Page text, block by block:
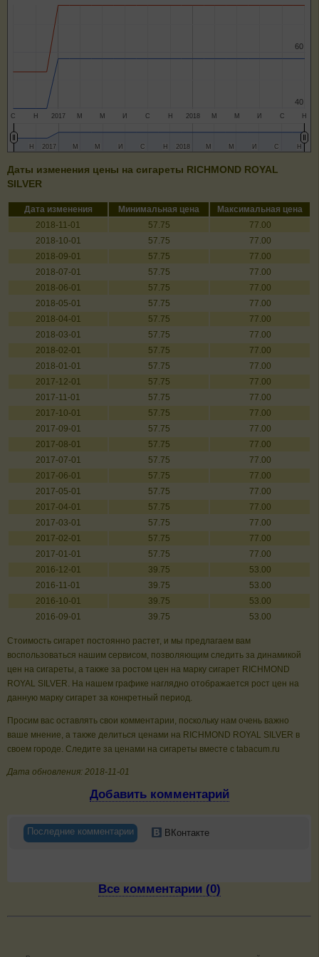
2017 2018
С Н М М И С Н М М И С Н
40
40
60
60
2017
2017 2018
2018
НН М
М М
М ИИ С
С НН М
М М
М ИИ С
С НН
Даты изменения цены на сигареты RICHMOND ROYAL
SILVER
Дата изменения Минимальная цена
Максимальная цена
2018-11-01
57.75
77.00
2018-10-01
57.75
77.00
2018-09-01
57.75
77.00
2018-07-01
57.75
77.00
2018-06-01
57.75
77.00
2018-05-01
57.75
77.00
2018-04-01
57.75
77.00
2018-03-01
57.75
77.00
2018-02-01
57.75
77.00
2018-01-01
57.75
77.00
2017-12-01
57.75
77.00
2017-11-01
57.75
77.00
2017-10-01
57.75
77.00
2017-09-01
57.75
77.00
2017-08-01
57.75
77.00
2017-07-01
57.75
77.00
2017-06-01
57.75
77.00
2017-05-01
57.75
77.00
2017-04-01
57.75
77.00
2017-03-01
57.75
77.00
2017-02-01
57.75
77.00
2017-01-01
57.75
77.00
2016-12-01
39.75
53.00
2016-11-01
39.75
53.00
2016-10-01
39.75
53.00
2016-09-01
39.75 53.00
Стоимость сигарет постоянно растет, и мы предлагаем вам
воспользоваться нашим сервисом, позволяющим следить за динамикой
цен на сигареты, а также за ростом цен на марку сигарет RICHMOND
ROYAL SILVER. На нашем графике наглядно отображается рост цен на
данную марку сигарет за конкретный период.
Просим вас оставлять свои комментарии, поскольку нам очень важно
ваше мнение, а также делиться ценами на RICHMOND ROYAL SILVER в
своем городе. Следите за ценами на сигареты вместе с tabacum.ru
Дата обновления: 2018-11-01
Добавить комментарий
Последние комментарии ВКонтакте
Все комментарии (0)